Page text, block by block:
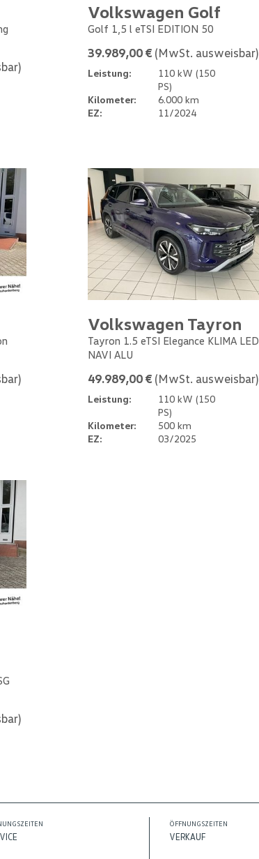
Volkswagen Golf
Golf 1,5 l eTSI EDITION 50
39.989,00 € (MwSt. ausweisbar)
Leistung:
110 kW (150
PS)
Kilometer:
6.000 km
EZ:
11/2024
Volkswagen Tayron
Tayron 1.5 eTSI Elegance KLIMA LED
NAVI ALU
49.989,00 € (MwSt. ausweisbar)
Leistung:
110 kW (150
PS)
Kilometer:
500 km
EZ:
03/2025
ÖFFNUNGSZEITEN
VERKAUF